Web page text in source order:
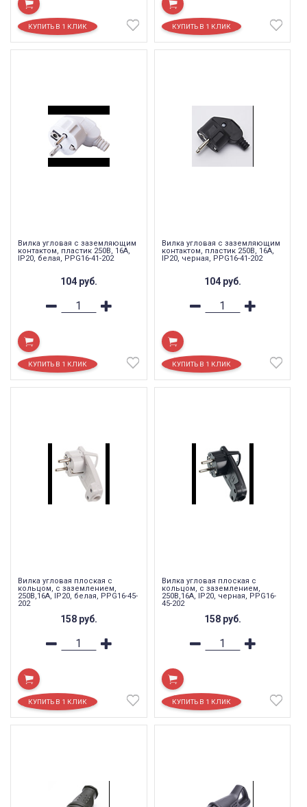
Вилка угловая с заземляющим
контактом, пластик 250В, 16A,
IP20, белая, PPG16-41-202
104 руб.
Вилка угловая с заземляющим
контактом, пластик 250В, 16A,
IP20, черная, PPG16-41-202
104 руб.
Вилка угловая плоская с
кольцом, с заземлением,
250В,16A, IP20, белая, PPG16-45-
202
158 руб.
Вилка угловая плоская с
кольцом, с заземлением,
250В,16A, IP20, черная, PPG16-
45-202
158 руб.